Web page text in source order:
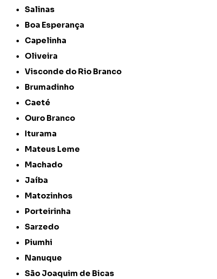
Salinas
Boa Esperança
Capelinha
Oliveira
Visconde do Rio Branco
Brumadinho
Caeté
Ouro Branco
Iturama
Mateus Leme
Machado
Jaíba
Matozinhos
Porteirinha
Sarzedo
Piumhi
Nanuque
São Joaquim de Bicas